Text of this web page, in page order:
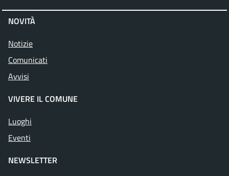
NOVITÀ
Notizie
Comunicati
Avvisi
VIVERE IL COMUNE
Luoghi
Eventi
NEWSLETTER